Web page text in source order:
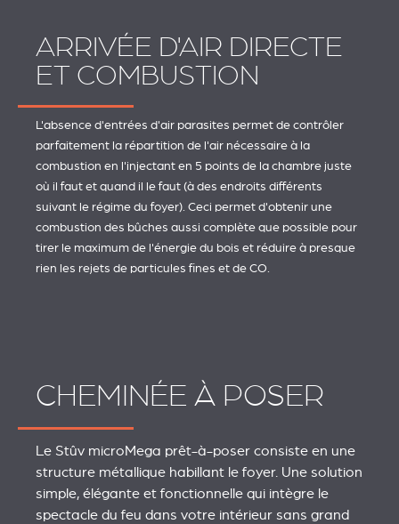
ARRIVÉE D'AIR DIRECTE
ET COMBUSTION
L'absence d'entrées d'air parasites permet de contrôler
parfaitement la répartition de l'air nécessaire à la
combustion en l'injectant en 5 points de la chambre juste
où il faut et quand il le faut (à des endroits différents
suivant le régime du foyer). Ceci permet d'obtenir une
combustion des bûches aussi complète que possible pour
tirer le maximum de l'énergie du bois et réduire à presque
rien les rejets de particules fines et de CO.
CHEMINÉE À POSER
Le Stûv microMega prêt-à-poser consiste en une
structure métallique habillant le foyer. Une solution
simple, élégante et fonctionnelle qui intègre le
spectacle du feu dans votre intérieur sans grand